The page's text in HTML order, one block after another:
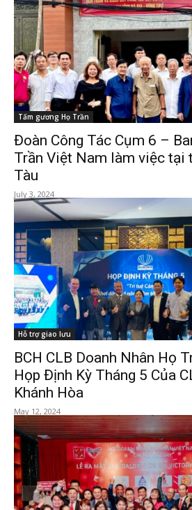
Tấm gương Họ Trần
Đoàn Công Tác Cụm 6 –
Trần Việt Nam làm việc tại
Tàu
July 3, 2024
Hỗ trợ giao lưu
BCH CLB Doanh Nhân Họ
Họp Định Kỳ Tháng 5 Của
Khánh Hòa
May 12, 2024